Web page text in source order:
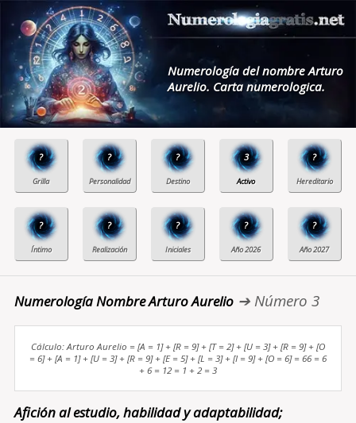
Numerología del nombre Arturo
Aurelio. Carta numerologica.
? ? ? 3 ?
? ? ? ? ?
Numerología Nombre Arturo Aurelio➔ Número 3
Cálculo: Arturo Aurelio = [A = 1] + [R = 9] + [T = 2] + [U = 3] + [R = 9] + [O
= 6] + [A = 1] + [U = 3] + [R = 9] + [E = 5] + [L = 3] + [I = 9] + [O = 6] = 66 = 6
+ 6 = 12 = 1 + 2 = 3
Afición al estudio, habilidad y adaptabilidad;